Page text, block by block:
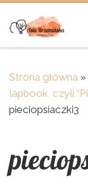
Skip to
Strona główna »
lapbook, czyli
pieciopsiaczki3